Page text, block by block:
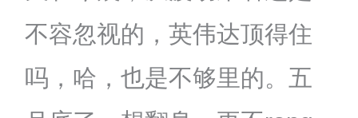
不容忽视的，英伟达顶得住
吗，哈，也是不够里的。五